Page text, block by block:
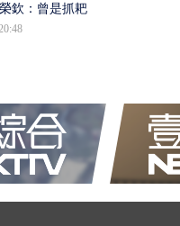
欽：曾是抓耙